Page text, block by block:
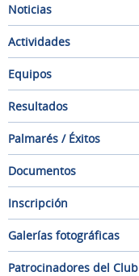
Noticias
Actividades
Equipos
Resultados
Palmarés / Éxitos
Documentos
Inscripción
Galerías fotográficas
Patrocinadores del Club